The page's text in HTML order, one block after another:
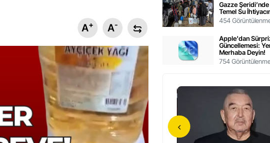
A+ A-
Gazze
Temel Su
454
Apple'dan
Güncellemesi:
Merhaba Deyin!
754